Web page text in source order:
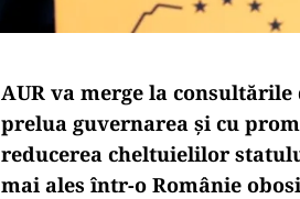
AUR va merge la
prelua guvernarea și cu
reducerea cheltuielilor
mai ales într-o Românie